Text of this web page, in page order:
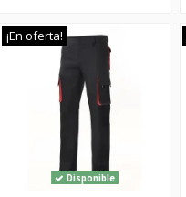
¡En oferta!
Disponible